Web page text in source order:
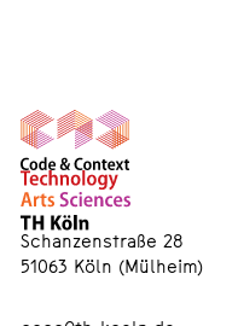
Schanzenstraße 28
51063 Köln (Mülheim)